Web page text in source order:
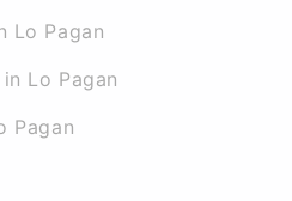
Lo Pagan
Lo Pagan
Pagan